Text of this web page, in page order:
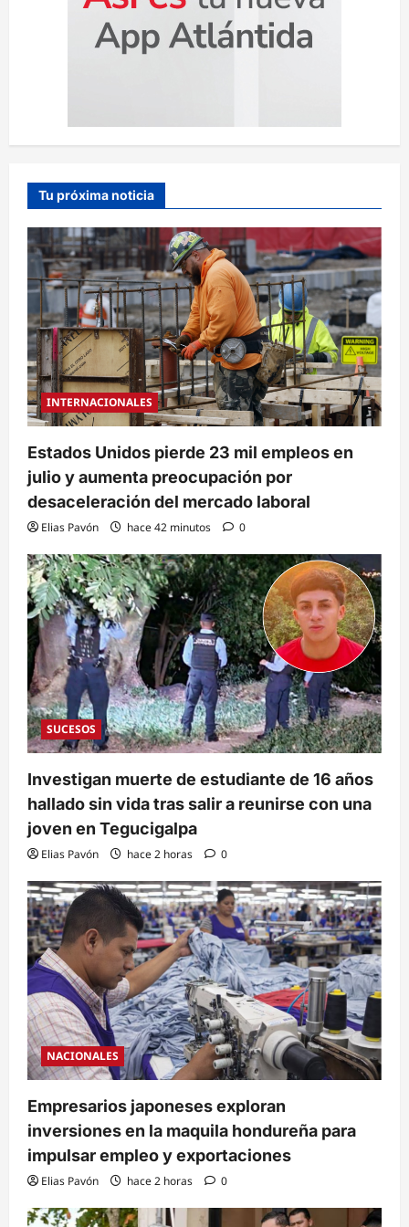
Tu próxima noticia
INTERNACIONALES
Estados Unidos pierde 23 mil empleos en
julio y aumenta preocupación por
desaceleración del mercado laboral
Elias Pavón hace 42 minutos 0
SUCESOS
Investigan muerte de estudiante de 16 años
hallado sin vida tras salir a reunirse con una
joven en Tegucigalpa
Elias Pavón hace 2 horas 0
NACIONALES
Empresarios japoneses exploran
inversiones en la maquila hondureña para
impulsar empleo y exportaciones
Elias Pavón hace 2 horas 0